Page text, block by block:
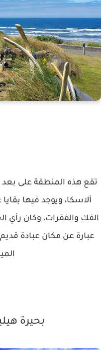
ألاسكا، ويوجد فيها
الفك والفقرات، وكان رأي
بحيرة